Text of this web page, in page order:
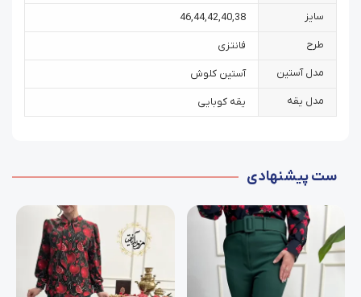
سایز 38
,
40
,
42
,
44
,
46
طرح فانتزی
مدل آستین آستین کلوش
مدل یقه یقه کوبایی
ست پیشنهادی